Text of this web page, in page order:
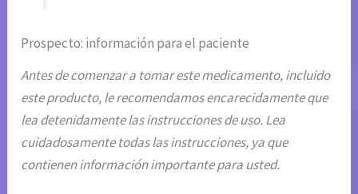
Prospecto: información para el paciente
Antes de comenzar a tomar este medicamento, incluido
este producto, le recomendamos encarecidamente que
lea detenidamente las instrucciones de uso. Lea
cuidadosamente todas las instrucciones, ya que
contienen información importante para usted.